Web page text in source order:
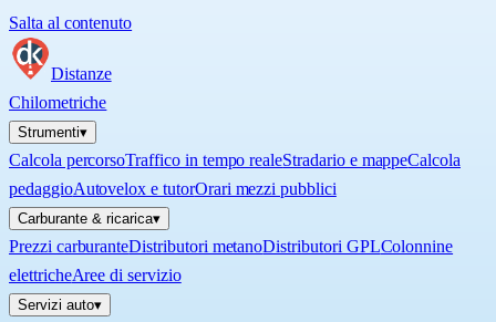
Salta al contenuto
Distanze
Chilometriche
Strumenti▾
Calcola percorsoTraffico in tempo realeStradario e mappeCalcola
pedaggioAutovelox e tutorOrari mezzi pubblici
Carburante & ricarica▾
Prezzi carburanteDistributori metanoDistributori GPLColonnine
elettricheAree di servizio
Servizi auto▾